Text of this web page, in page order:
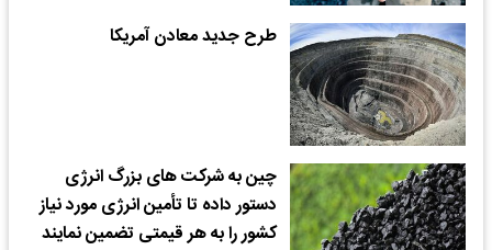
طرح جدید معادن آمریکا
چین به شرکت های بزرگ انرژی
دستور داده تا تأمین انرژی مورد نیاز
کشور را به هر قیمتی تضمین نمایند